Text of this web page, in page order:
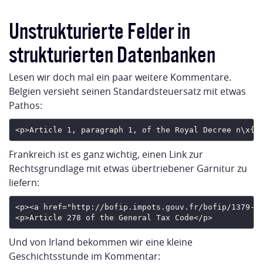
Unstrukturierte Felder in
strukturierten Datenbanken
Lesen wir doch mal ein paar weitere Kommentare.
Belgien versieht seinen Standardsteuersatz mit etwas
Pathos:
Frankreich ist es ganz wichtig, einen Link zur
Rechtsgrundlage mit etwas übertriebener Garnitur zu
liefern:
<p>Article 278 of the General Tax Code</p>
Und von Irland bekommen wir eine kleine
Geschichtsstunde im Kommentar: